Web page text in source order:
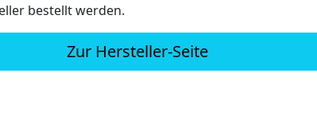
bestellt werden.
Zur Hersteller-Seite